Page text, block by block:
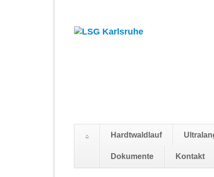
Hardtwaldlauf
Dokumente Kontakt